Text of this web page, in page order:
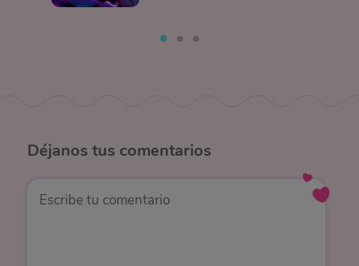
Déjanos tus comentarios